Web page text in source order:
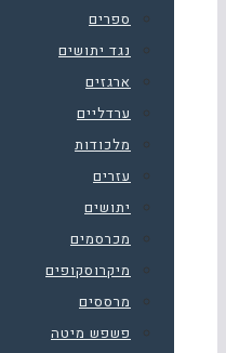
ספרים
נגד יתושים
ארגזים
ערדליים
מלכודות
עזרים
יתושים
מכרסמים
מיקרוסקופים
מרססים
פשפש מיטה